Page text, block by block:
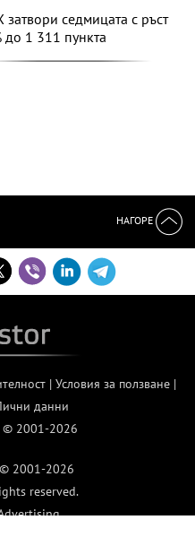
затвори седмицата с ръст
до 1 311 пункта
НАГОРЕ
| Условия за ползване|
данни
© 2001-2026
© 2001-2026
reserved.